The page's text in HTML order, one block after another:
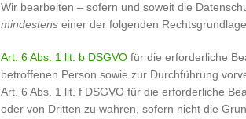
Wir bearbeiten – sofern und soweit die
mindestenseiner der folgenden
Art. 6 Abs. 1 lit. b DSGVOfür die erforderliche
betroffenen Person sowie zur Durchführung
Art. 6 Abs. 1 lit. f DSGVO für die erforderliche
oder von Dritten zu wahren, sofern nicht die